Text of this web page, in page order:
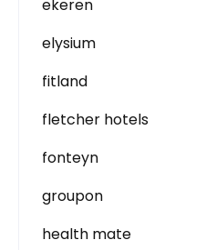
ekeren
elysium
fitland
fletcher hotels
fonteyn
groupon
health mate